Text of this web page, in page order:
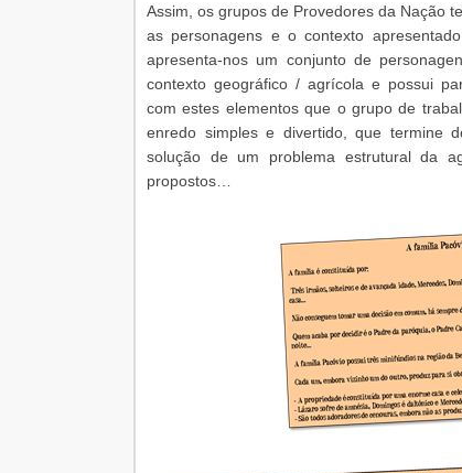
Assim, os grupos de Provedores da Nação
as personagens e o contexto
apresenta-nos um conjunto de
contexto geográfico / agrícola e possui
com estes elementos que o grupo de
enredo simples e divertido, que termine
solução de um problema estrutural da
propostos…